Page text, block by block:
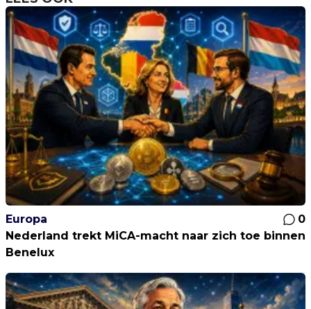
Europa
0
Nederland trekt MiCA-macht naar zich toe binnen
Benelux